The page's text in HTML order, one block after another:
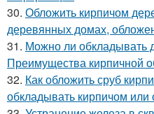
30. Обложить кирпичом
деревянных домах,
31. Можно ли обкладывать
Преимущества кирпичной
32. Как обложить сруб
обкладывать кирпичом или